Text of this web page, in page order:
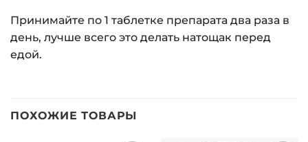
Принимайте по 1 таблетке препарата два раза в
день, лучше всего это делать натощак перед
едой.
ПОХОЖИЕ ТОВАРЫ